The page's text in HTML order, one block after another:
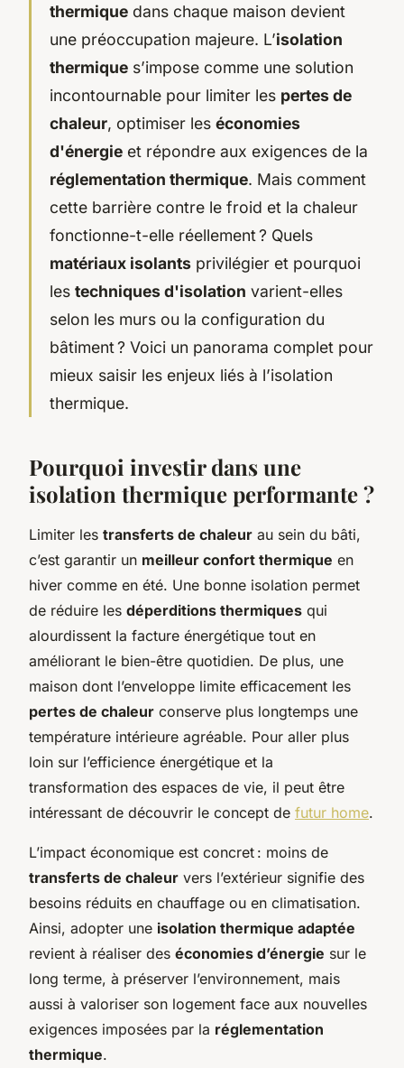
thermique dans chaque maison devient
une préoccupation majeure. L’isolation
thermique s’impose comme une solution
incontournable pour limiter les pertes de
chaleur, optimiser les économies
d'énergie et répondre aux exigences de la
réglementation thermique. Mais comment
cette barrière contre le froid et la chaleur
fonctionne-t-elle réellement ? Quels
matériaux isolants privilégier et pourquoi
les techniques d'isolation varient-elles
selon les murs ou la configuration du
bâtiment ? Voici un panorama complet pour
mieux saisir les enjeux liés à l’isolation
thermique.
Pourquoi investir dans une
isolation thermique performante ?
Limiter les transferts de chaleur au sein du bâti,
c’est garantir un meilleur confort thermique en
hiver comme en été. Une bonne isolation permet
de réduire les déperditions thermiques qui
alourdissent la facture énergétique tout en
améliorant le bien-être quotidien. De plus, une
maison dont l’enveloppe limite efficacement les
pertes de chaleur conserve plus longtemps une
température intérieure agréable. Pour aller plus
loin sur l’efficience énergétique et la
transformation des espaces de vie, il peut être
intéressant de découvrir le concept de futur home.
L’impact économique est concret : moins de
transferts de chaleur vers l’extérieur signifie des
besoins réduits en chauffage ou en climatisation.
Ainsi, adopter une isolation thermique adaptée
revient à réaliser des économies d’énergie sur le
long terme, à préserver l’environnement, mais
aussi à valoriser son logement face aux nouvelles
exigences imposées par la réglementation
thermique.